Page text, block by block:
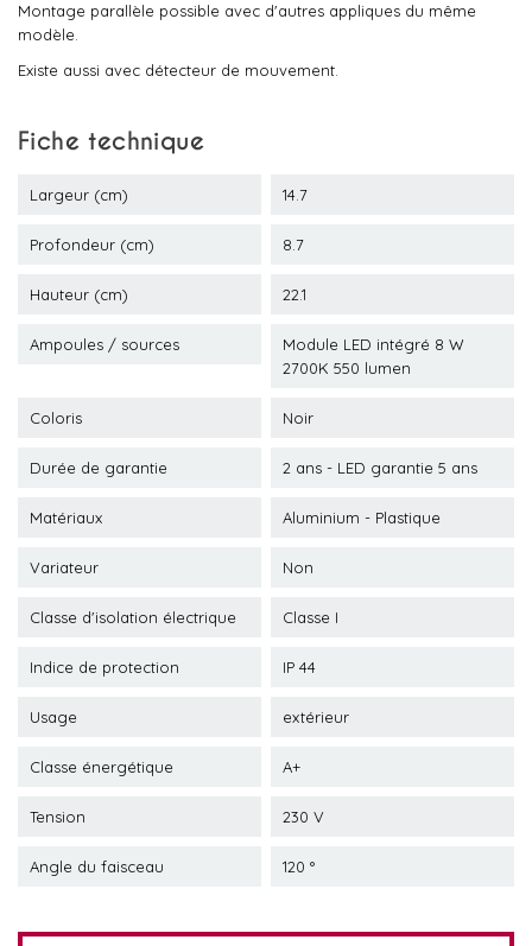
Montage parallèle possible avec d'autres appliques du même
modèle.
Existe aussi avec détecteur de mouvement.
Fiche technique
Largeur (cm) 14.7
Profondeur (cm) 8.7
Hauteur (cm) 22.1
Ampoules / sources
Module LED intégré 8 W
2700K 550 lumen
Coloris Noir
Durée de garantie 2 ans - LED garantie 5 ans
Matériaux Aluminium - Plastique
Variateur Non
Classe d'isolation électrique Classe I
Indice de protection IP 44
Usage extérieur
Classe énergétique A+
Tension 230 V
Angle du faisceau 120 °